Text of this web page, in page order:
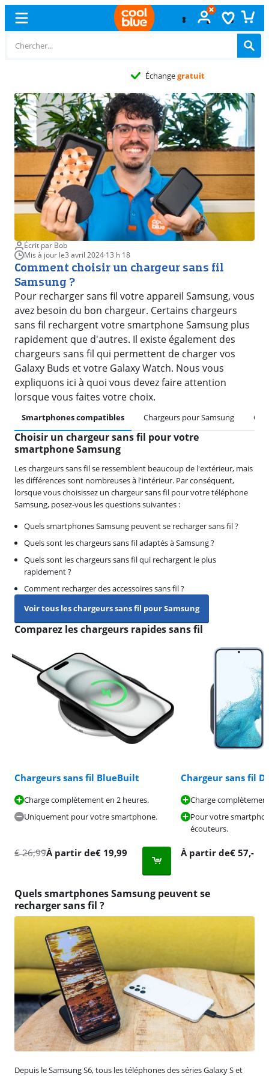
Échangegratuit
Écrit par Bob
Mis à jour le3 avril 2024·13 h 18
Comment choisir un chargeur sans fil
Samsung ?
Pour recharger sans fil votre appareil Samsung, vous
avez besoin du bon chargeur. Certains chargeurs
sans fil rechargent votre smartphone Samsung plus
rapidement que d'autres. Il existe également des
chargeurs sans fil qui permettent de charger vos
Galaxy Buds et votre Galaxy Watch. Nous vous
expliquons ici à quoi vous devez faire attention
lorsque vous faites votre choix.
Smartphones compatibles Chargeurs pour Samsung
Choisir un chargeur sans fil pour votre
smartphone Samsung
Les chargeurs sans fil se ressemblent beaucoup de l'extérieur, mais
les différences sont nombreuses à l'intérieur. Par conséquent,
lorsque vous choisissez un chargeur sans fil pour votre téléphone
Samsung, posez-vous les questions suivantes :
Quels smartphones Samsung peuvent se recharger sans fil ?
Quels sont les chargeurs sans fil adaptés à Samsung ?
Quels sont les chargeurs sans fil qui rechargent le plus
rapidement ?
Comment recharger des accessoires sans fil ?
Voir tous les chargeurs sans fil pour Samsung
Comparez les chargeurs rapides sans fil
Chargeurs sans fil BlueBuilt
Charge complètement en 2 heures.
Uniquement pour votre smartphone.
€26,99À partir de€ 19,99
Chargeur sans fil
Charge
Pour votre
écouteurs.
À partir de€57,-
Quels smartphones Samsung peuvent se
recharger sans fil ?
Depuis le Samsung S6, tous les téléphones des séries Galaxy S et